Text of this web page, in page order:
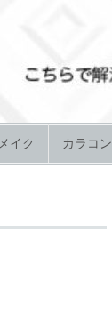
メイク カラコン